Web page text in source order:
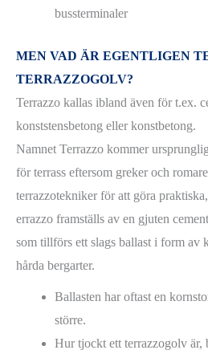
bussterminaler
MEN VAD ÄR EGENTLIGEN
TERRAZZOGOLV?
Terrazzo kallas ibland även för t.ex.
konststensbetong eller konstbetong.
Namnet Terrazzo kommer
för terrass eftersom greker och
terrazzotekniker för att göra
errazzo framställs av en gjuten
som tillförs ett slags ballast i form av
hårda bergarter.
Ballasten har oftast en
större.
Hur tjockt ett terrazzogolv är,